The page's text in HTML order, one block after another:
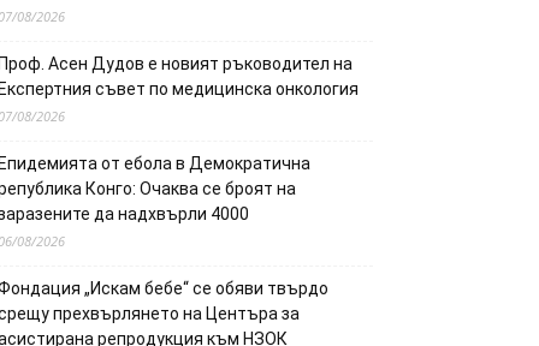
08/2026
Асен Дудов е новият ръководител на
съвет по медицинска онкология
08/2026
от ебола в Демократична
Конго: Очаква се броят на
да надхвърли 4000
08/2026
„Искам бебе“ се обяви твърдо
прехвърлянето на Центъра за
репродукция към НЗОК